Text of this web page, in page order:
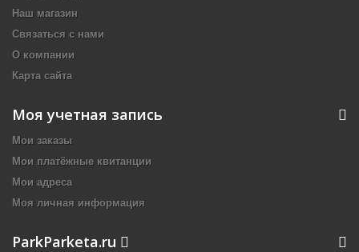
Наш магазин
Связаться с нами
О компании
Карта сайта
Моя учетная запись
Мои заказы
Мои платёжные квитанции
Мои адреса
Моя личная информация
ParkParketa.ru